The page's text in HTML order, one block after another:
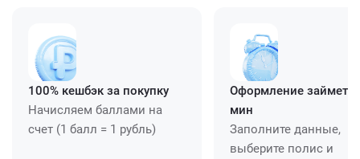
100% кешбэк за покупку
Начисляем баллами на
счет (1 балл = 1 рубль)
Оформление займет
мин
Заполните данные,
выберите полис и